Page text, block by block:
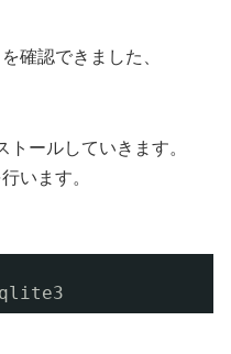
確認できました、
ールしていきます。
います。